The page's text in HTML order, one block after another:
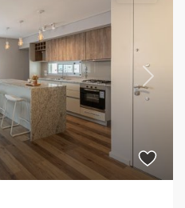
Next